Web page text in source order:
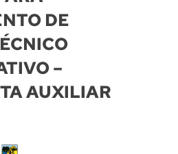
DE
–
AUXILIAR